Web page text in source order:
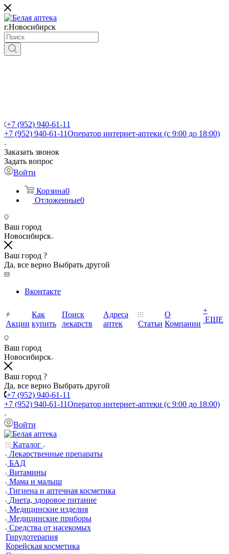
г.Новосибирск
+7 (952) 940-61-11
+7 (952) 940-61-11Оператор интернет-аптеки (с 9:00 до 18:00)
Заказать звонок
Задать вопрос
Войти
Корзина0
Отложенные0
Ваш город
Новосибирск
Ваш город ?
Да, все верно Выбрать другой
Вконтакте
Акции
Как
купить
Поиск
лекарств
Адреса
аптек
Статьи
О
Компании
+
ЕЩЕ
Ваш город
Новосибирск
Ваш город ?
Да, все верно Выбрать другой
+7 (952) 940-61-11
+7 (952) 940-61-11Оператор интернет-аптеки (с 9:00 до 18:00)
Войти
Каталог
Лекарственные препараты
БАД
Витамины
Мама и малыш
Гигиена и аптечная косметика
Диета, здоровое питание
Медицинские изделия
Медицинские приборы
Средства от насекомых
Гирудотерапия
Корейская косметика